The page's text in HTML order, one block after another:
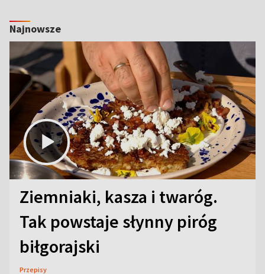
Najnowsze
Ziemniaki, kasza i twaróg.
Tak powstaje słynny piróg
biłgorajski
Przepisy